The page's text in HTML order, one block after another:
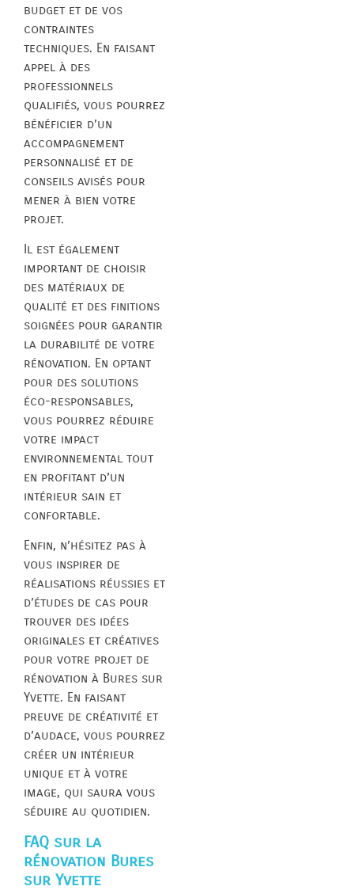
budget et de vos
contraintes
techniques. En faisant
appel à des
professionnels
qualifiés, vous pourrez
bénéficier d’un
accompagnement
personnalisé et de
conseils avisés pour
mener à bien votre
projet.
Il est également
important de choisir
des matériaux de
qualité et des finitions
soignées pour garantir
la durabilité de votre
rénovation. En optant
pour des solutions
éco-responsables,
vous pourrez réduire
votre impact
environnemental tout
en profitant d’un
intérieur sain et
confortable.
Enfin, n’hésitez pas à
vous inspirer de
réalisations réussies et
d’études de cas pour
trouver des idées
originales et créatives
pour votre projet de
rénovation à Bures sur
Yvette. En faisant
preuve de créativité et
d’audace, vous pourrez
créer un intérieur
unique et à votre
image, qui saura vous
séduire au quotidien.
FAQ sur la
rénovation Bures
sur Yvette